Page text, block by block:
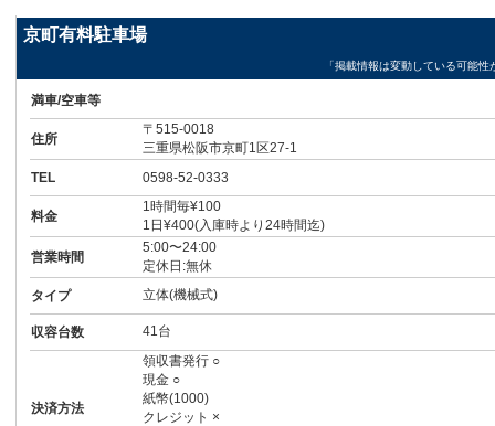
京町有料駐車場
「掲載情報は変動している可能
満車/空車等
住所
〒515-0018
三重県松阪市京町1区27-1
TEL
0598-52-0333
料金
1時間毎¥100
1日¥400(入庫時より24時間迄)
営業時間
5:00〜24:00
定休日:無休
タイプ
立体(機械式)
収容台数 41台
決済方法
領収書発行 ○
現金 ○
紙幣(1000)
クレジット ×